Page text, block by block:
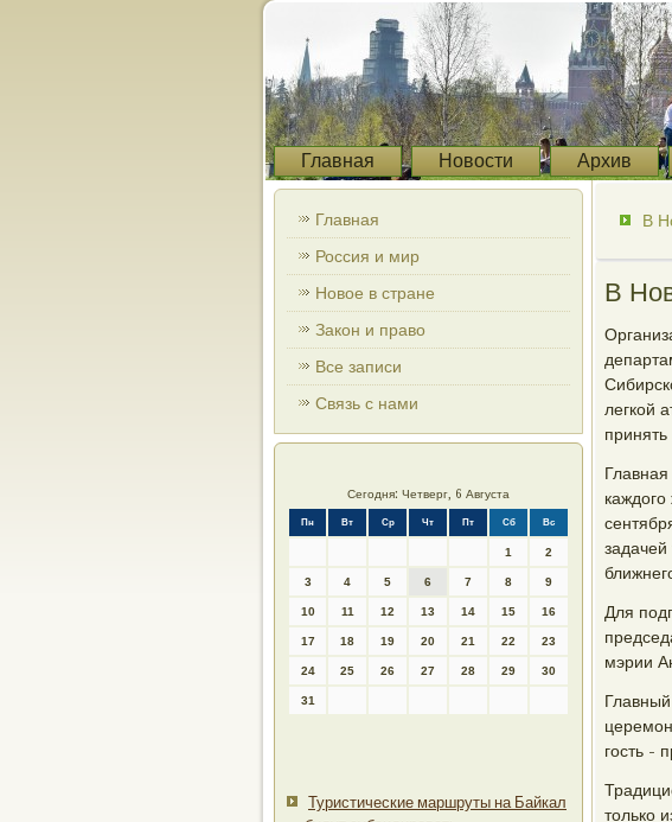
Главная Новости Архив
Главная
Россия и мир
Новое в стране
Закон и право
Все записи
Связь с нами
Сегодня: Четверг, 6 Августа
Пн Вт Ср Чт Пт Сб Вс
1 2
3 4 5 6 7 8 9
10 11 12 13 14 15 16
17 18 19 20 21 22 23
24 25 26 27 28 29 30
31
Туристические маршруты на Байкал
В
В
легкой
Для
мэрии
гость -
только